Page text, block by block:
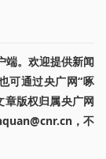
端。欢迎提供新闻
可通过央广网“啄
章版权归属央广网
，不